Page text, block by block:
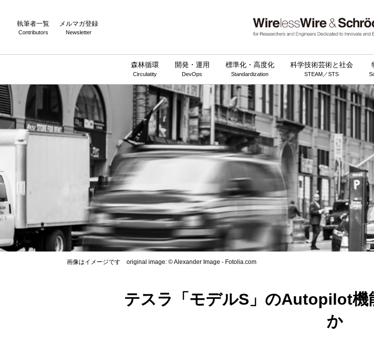
執筆者一覧
Contributors
メルマガ登録
Newsletter
森林循環
Circulatity
開発・運用
DevOps
標準化・高度化
Standardization
科学技術芸術と社会
STEAM／STS
画像はイメージです original image: © Alexander Image - Fotolia.com
テスラ「モデルS」のAutopilot
か